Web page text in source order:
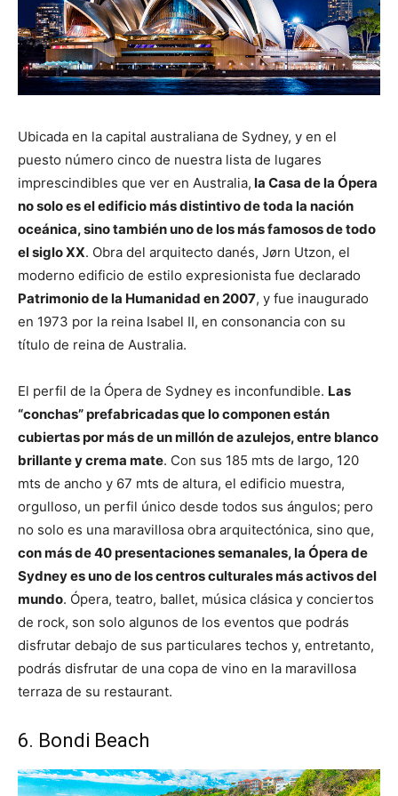
Ubicada en la capital australiana de Sydney, y en el
puesto número cinco de nuestra lista de lugares
imprescindibles que ver en Australia, la Casa de la Ópera
no solo es el edificio más distintivo de toda la nación
oceánica, sino también uno de los más famosos de todo
el siglo XX. Obra del arquitecto danés, Jørn Utzon, el
moderno edificio de estilo expresionista fue declarado
Patrimonio de la Humanidad en 2007, y fue inaugurado
en 1973 por la reina Isabel II, en consonancia con su
título de reina de Australia.
El perfil de la Ópera de Sydney es inconfundible. Las
“conchas” prefabricadas que lo componen están
cubiertas por más de un millón de azulejos, entre blanco
brillante y crema mate. Con sus 185 mts de largo, 120
mts de ancho y 67 mts de altura, el edificio muestra,
orgulloso, un perfil único desde todos sus ángulos; pero
no solo es una maravillosa obra arquitectónica, sino que,
con más de 40 presentaciones semanales, la Ópera de
Sydney es uno de los centros culturales más activos del
mundo. Ópera, teatro, ballet, música clásica y conciertos
de rock, son solo algunos de los eventos que podrás
disfrutar debajo de sus particulares techos y, entretanto,
podrás disfrutar de una copa de vino en la maravillosa
terraza de su restaurant.
6. Bondi Beach